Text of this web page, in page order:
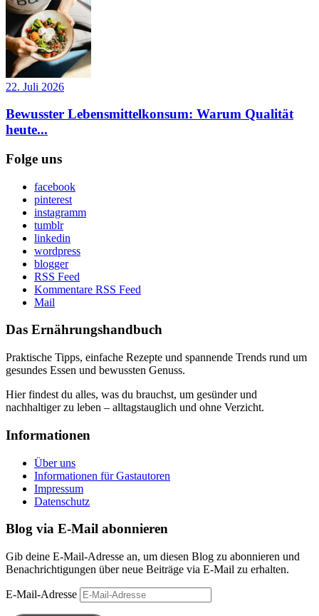
22. Juli 2026
Bewusster Lebensmittelkonsum: Warum Qualität
heute...
Folge uns
facebook
pinterest
instagramm
tumblr
linkedin
wordpress
blogger
RSS Feed
Kommentare RSS Feed
Mail
Das Ernährungshandbuch
Praktische Tipps, einfache Rezepte und spannende Trends rund um
gesundes Essen und bewussten Genuss.
Hier findest du alles, was du brauchst, um gesünder und
nachhaltiger zu leben – alltagstauglich und ohne Verzicht.
Informationen
Über uns
Informationen für Gastautoren
Impressum
Datenschutz
Blog via E-Mail abonnieren
Gib deine E-Mail-Adresse an, um diesen Blog zu abonnieren und
Benachrichtigungen über neue Beiträge via E-Mail zu erhalten.
E-Mail-Adresse